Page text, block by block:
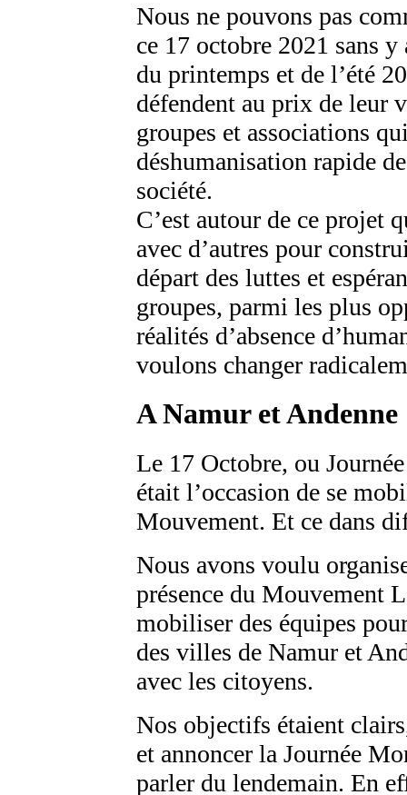
Nous ne pouvons pas
ce 17 octobre 2021 sans
du printemps et de l’été
défendent au prix de leur
groupes et associations
déshumanisation rapide
société.
C’est autour de ce projet
avec d’autres pour
départ des luttes et
groupes, parmi les plus
réalités d’absence
voulons changer
A Namur et Andenne
Le 17 Octobre, ou
était l’occasion de se
Mouvement. Et ce dans
Nous avons voulu
présence du Mouvement
mobiliser des équipes
des villes de Namur et
avec les citoyens.
Nos objectifs étaient
et annoncer la Journée
parler du lendemain. En